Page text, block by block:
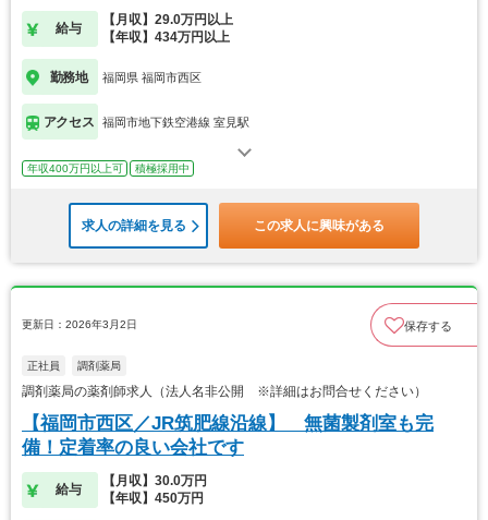
給与
【月収】29.0万円以上
【年収】434万円以上
勤務地 福岡県 福岡市西区
アクセス 福岡市地下鉄空港線 室見駅
年収400万円以上可 積極採用中
求人の詳細を見る この求人に興味がある
更新日：2026年3月2日 保存する
正社員 調剤薬局
調剤薬局の薬剤師求人（法人名非公開 ※詳細はお問合せください）
【福岡市西区／JR筑肥線沿線】 無菌製剤室も完
備！定着率の良い会社です
給与
【月収】30.0万円
【年収】450万円